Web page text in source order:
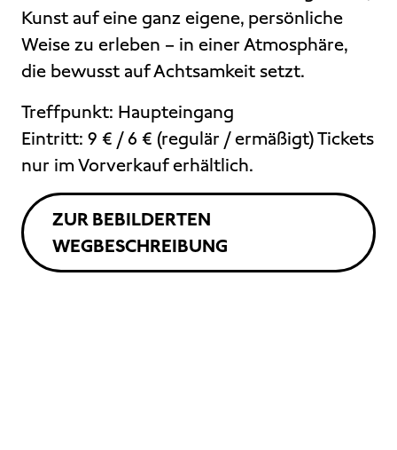
Kunst auf eine ganz eigene, persönliche
Weise zu erleben – in einer Atmosphäre,
die bewusst auf Achtsamkeit setzt.
Treffpunkt: Haupteingang
Eintritt: 9 € / 6 € (regulär / ermäßigt) Tickets
nur im Vorverkauf erhältlich.
ZUR BEBILDERTEN
WEGBESCHREIBUNG